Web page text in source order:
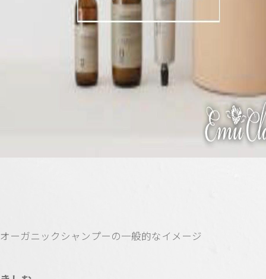
オーガニックシャンプーの一般的なイメージ